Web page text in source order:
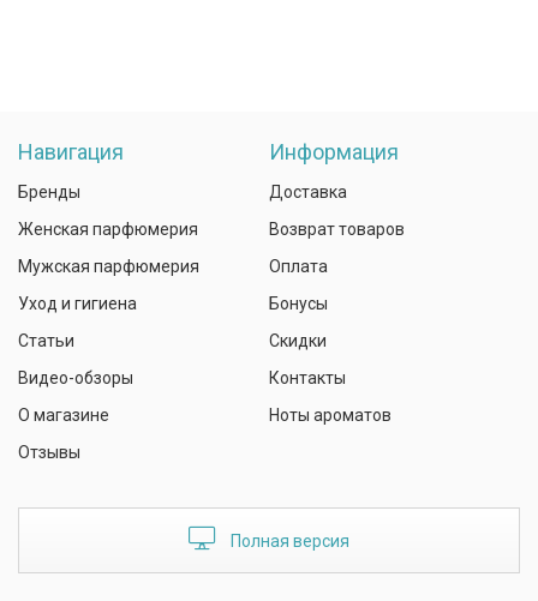
Навигация
Бренды
Женская парфюмерия
Мужская парфюмерия
Уход и гигиена
Статьи
Видео-обзоры
О магазине
Отзывы
Информация
Доставка
Возврат товаров
Оплата
Бонусы
Скидки
Контакты
Ноты ароматов
Полная версия